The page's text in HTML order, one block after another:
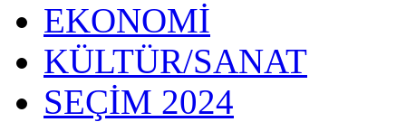
EKONOMİ
KÜLTÜR/SANAT
SEÇİM 2024